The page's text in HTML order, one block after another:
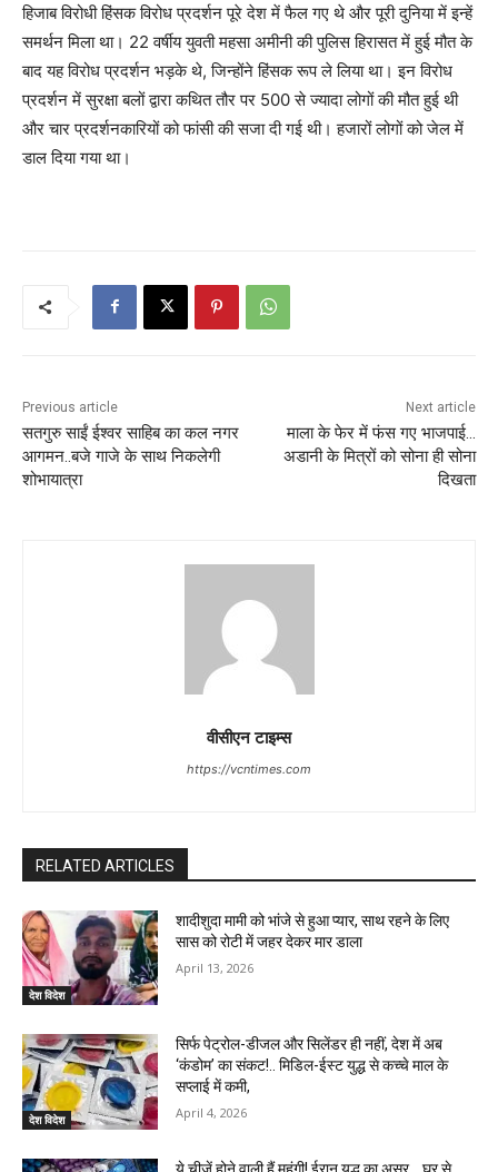
हिजाब विरोधी हिंसक विरोध प्रदर्शन पूरे देश में फैल गए थे और पूरी दुनिया में इन्हें
समर्थन मिला था। 22 वर्षीय युवती महसा अमीनी की पुलिस हिरासत में हुई मौत के
बाद यह विरोध प्रदर्शन भड़के थे, जिन्होंने हिंसक रूप ले लिया था। इन विरोध
प्रदर्शन में सुरक्षा बलों द्वारा कथित तौर पर 500 से ज्यादा लोगों की मौत हुई थी
और चार प्रदर्शनकारियों को फांसी की सजा दी गई थी। हजारों लोगों को जेल में
डाल दिया गया था।
Previous article
सतगुरु साईं ईश्वर साहिब का कल नगर
आगमन..बजे गाजे के साथ निकलेगी
शोभायात्रा
Next article
माला के फेर में फंस गए भाजपाई…
अडानी के मित्रों को सोना ही सोना
दिखता
वीसीएन टाइम्स
https://vcntimes.com
RELATED ARTICLES
देश विदेश
शादीशुदा मामी को भांजे से हुआ प्यार, साथ रहने के लिए
सास को रोटी में जहर देकर मार डाला
April 13, 2026
देश विदेश
सिर्फ पेट्रोल-डीजल और सिलेंडर ही नहीं, देश में अब
‘कंडोम’ का संकट!.. मिडिल-ईस्ट युद्ध से कच्चे माल के
सप्लाई में कमी,
April 4, 2026